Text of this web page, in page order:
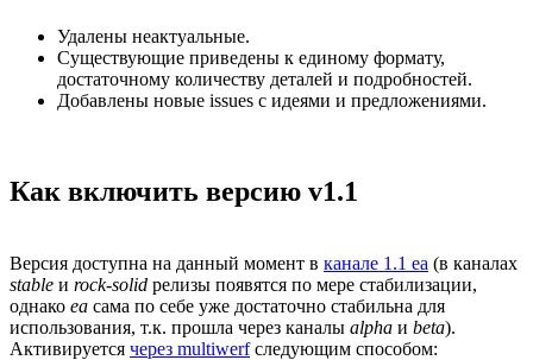
Удалены неактуальные.
Существующие приведены к единому формату,
достаточному количеству деталей и подробностей.
Добавлены новые issues с идеями и предложениями.
Как включить версию v1.1
Версия доступна на данный момент в канале 1.1 ea (в каналах
stable и rock-solid релизы появятся по мере стабилизации,
однако ea сама по себе уже достаточно стабильна для
использования, т.к. прошла через каналы alpha и beta).
Активируется через multiwerfследующим способом: